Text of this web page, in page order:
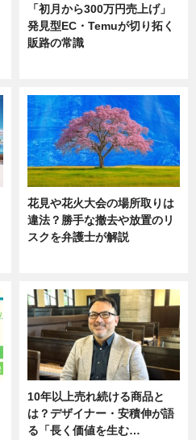
「初月から300万円売上げ」
発見型EC・Temuが切り拓く
販路の常識
花見や花火大会の場所取りは
違法？勝手な撤去や放置のリ
スクを弁護士が解説
10年以上売れ続ける商品と
は？デザイナー・安積伸が語
る「長く価値を生む…